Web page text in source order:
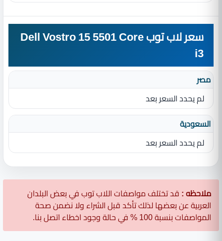
سعر لاب توب Dell Vostro 15 5501 Core
i3
مصر
لم يحدد السعر بعد
السعودية
لم يحدد السعر بعد
ملاحظه : قد تختلف مواصفات اللاب توب في بعض البلدان
العربية عن بعضها لذلك تأكد قبل الشراء ولا نضمن صحة
المواصفات بنسبة 100 % في حالة وجود اخطاء اتصل بنا.